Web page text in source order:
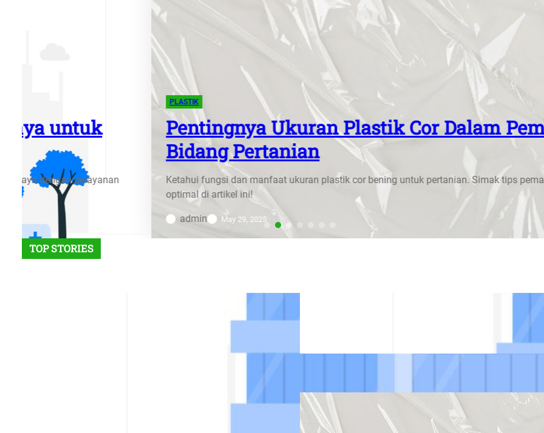
Pentingnya Ukuran Plastik Cor Dalam Pemakaiannya Di
Bidang Pertanian
Ketahui fungsi dan manfaat ukuran plastik cor bening untuk pertanian. Simak tips pemakaiannya agar hasil panen
optimal di artikel ini!
admin
TOP STORIES
Pentingnya Ukuran Plastik Cor
Pemakaiannya Di Bidang Pertanian